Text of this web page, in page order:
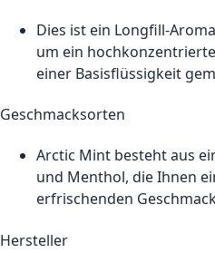
Dies ist ein Longfill-
um ein
einer Basisflüssigkeit
Geschmacksorten
Arctic Mint besteht aus
und Menthol, die Ihnen
erfrischenden
Hersteller